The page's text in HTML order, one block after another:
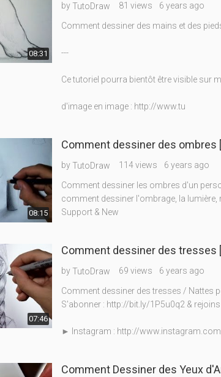
08:31
byTutoDraw 81 views 6 years ago
Comment dessiner des mains et des
---
Ce tutoriel pourra bientôt être visible sur
d'image en image : http://www.tu
08:15
Comment dessiner des ombres
byTutoDraw 114 views 6 years ago
Comment dessiner les ombres d'un
comment dessiner l'ombrage, la lumière,
Support & New
07:46
Comment dessiner des tresses
byTutoDraw 69 views 6 years ago
Comment dessiner des tresses / Nattes
S'abonner : http://bit.ly/1P5u0q2 &
► Instagram : http://
Comment Dessiner des Yeux